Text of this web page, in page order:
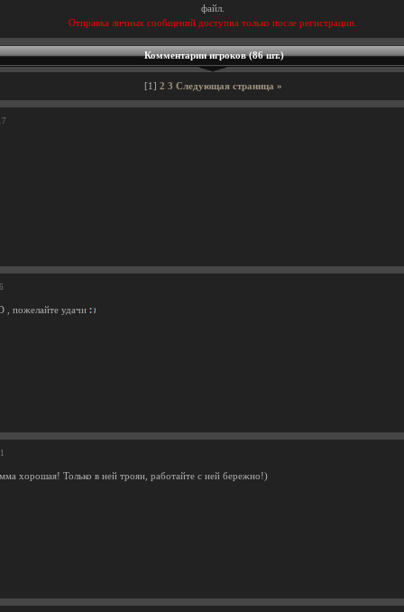
файл.
Отправка личных сообщений доступна только после регистрации.
Комментарии игроков (86 шт.)
[1] 2 3 Следующая страница »
, пожелайте удачи
хорошая! Только в ней троян, работайте с ней бережно!)